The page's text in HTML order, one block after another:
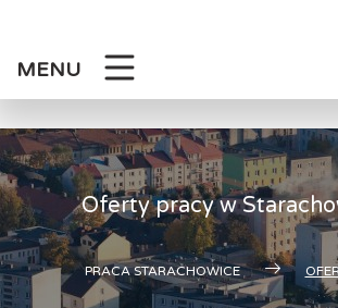
MENU
Oferty pracy w
PRACA STARACHOWICE